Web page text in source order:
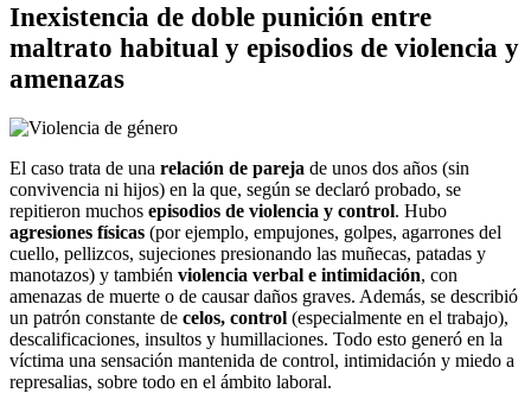
Inexistencia de doble punición entre
maltrato habitual y episodios de violencia y
amenazas
El caso trata de una relación de pareja de unos dos años (sin
convivencia ni hijos) en la que, según se declaró probado, se
repitieron muchos episodios de violencia y control. Hubo
agresiones físicas (por ejemplo, empujones, golpes, agarrones del
cuello, pellizcos, sujeciones presionando las muñecas, patadas y
manotazos) y también violencia verbal e intimidación, con
amenazas de muerte o de causar daños graves. Además, se describió
un patrón constante de celos, control (especialmente en el trabajo),
descalificaciones, insultos y humillaciones. Todo esto generó en la
víctima una sensación mantenida de control, intimidación y miedo a
represalias, sobre todo en el ámbito laboral.